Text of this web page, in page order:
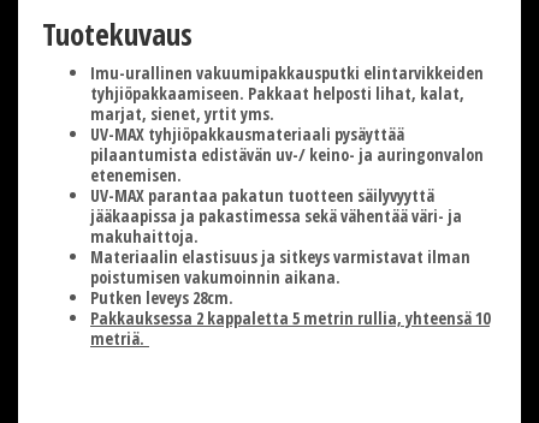
Tuotekuvaus
Imu-urallinen vakuumipakkausputki elintarvikkeiden
tyhjiöpakkaamiseen. Pakkaat helposti lihat, kalat,
marjat, sienet, yrtit yms.
UV-MAX tyhjiöpakkausmateriaali pysäyttää
pilaantumista edistävän uv-/ keino- ja auringonvalon
etenemisen.
UV-MAX parantaa pakatun tuotteen säilyvyyttä
jääkaapissa ja pakastimessa sekä vähentää väri- ja
makuhaittoja.
Materiaalin elastisuus ja sitkeys varmistavat ilman
poistumisen vakumoinnin aikana.
Putken leveys 28cm.
Pakkauksessa 2 kappaletta 5 metrin rullia, yhteensä 10
metriä.